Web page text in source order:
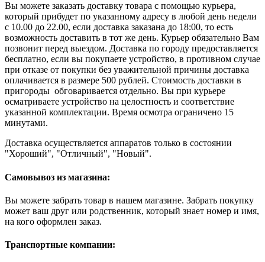
Вы можете заказать доставку товара с помощью курьера,
который прибудет по указанному адресу в любой день недели
с 10.00 до 22.00, если доставка заказана до 18:00, то есть
возможность доставить в тот же день. Курьер обязательно Вам
позвонит перед выездом. Доставка по городу предоставляется
бесплатно, если вы покупаете устройство, в противном случае
при отказе от покупки без уважительной причины доставка
оплачивается в размере 500 рублей. Стоимость доставки в
пригороды обговаривается отдельно. Вы при курьере
осматриваете устройство на целостность и соответствие
указанной комплектации. Время осмотра ограничено 15
минутами.
Доставка осуществляется аппаратов только в состоянии
"Хороший", "Отличный", "Новый".
Самовывоз из магазина:
Вы можете забрать товар в нашем магазине. Забрать покупку
может ваш друг или родственник, который знает номер и имя,
на кого оформлен заказ.
Транспортные компании: